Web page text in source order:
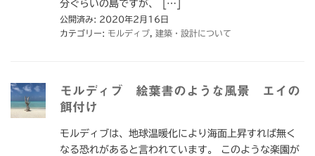
分ぐらいの島ですが、 […]
公開済み: 2020年2月16日
カテゴリー: モルディブ 建築・設計について
モルディブ 絵葉書のような風景 エイの
餌付け
モルディブは、地球温暖化により海面上昇すれば無く
なる恐れがあると言われています。 このような楽園が